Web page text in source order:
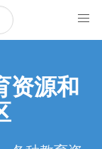
资源和